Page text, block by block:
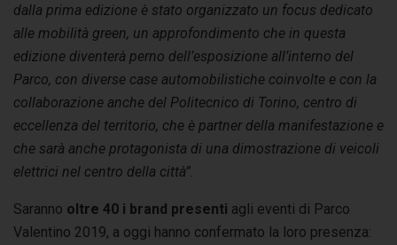
dalla prima edizione è stato organizzato un focus dedicato
alle mobilità green, un approfondimento che in questa
edizione diventerà perno dell’esposizione all’interno del
Parco, con diverse case automobilistiche coinvolte e con la
collaborazione anche del Politecnico di Torino, centro di
eccellenza del territorio, che è partner della manifestazione e
che sarà anche protagonista di una dimostrazione di veicoli
elettrici nel centro della città”.
Saranno oltre 40 i brand presenti agli eventi di Parco
Valentino 2019, a oggi hanno confermato la loro presenza: